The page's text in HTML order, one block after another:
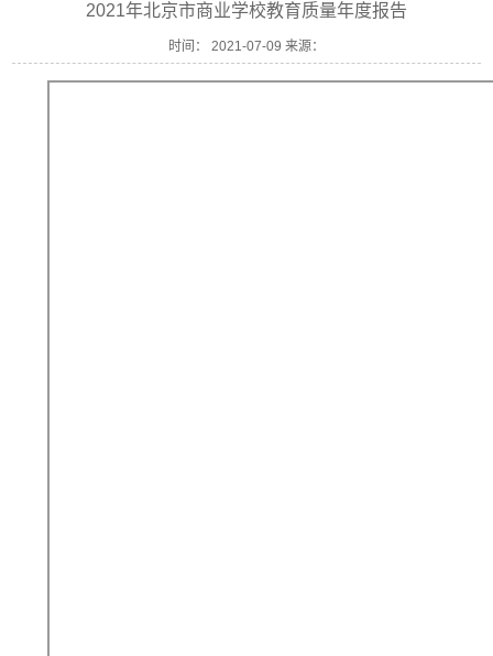
2021年北京市商业学校教育质量年度报告
时间： 2021-07-09 来源：